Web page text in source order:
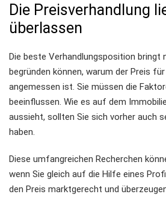
Die Preisverhandlung
überlassen
Die beste Verhandlungsposition bringt
begründen können, warum der Preis
angemessen ist. Sie müssen die
beeinflussen. Wie es auf dem
aussieht, sollten Sie sich vorher auch
haben.
Diese umfangreichen Recherchen
wenn Sie gleich auf die Hilfe eines
den Preis marktgerecht und